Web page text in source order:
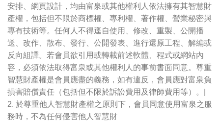
安排、網頁設計，均由富泉或其他權利人依法擁有其智慧財
產權，包括但不限於商標權、專利權、著作權、營業秘密與
專有技術等。任何人不得逕自使用、修改、重製、公開播
送、改作、散布、發行、公開發表、進行還原工程、解編或
反向組譯。若會員欲引用或轉載前述軟體、程式或網站內
容，必須依法取得富泉或其他權利人的事前書面同意。尊重
智慧財產權是會員應盡的義務，如有違反，會員應對富泉負
損害賠償責任（包括但不限於訴訟費用及律師費用等）。|
2. 於尊重他人智慧財產權之原則下，會員同意使用富泉之服
務時，不為任何侵害他人智慧財